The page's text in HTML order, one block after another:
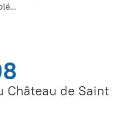
Château de Saint